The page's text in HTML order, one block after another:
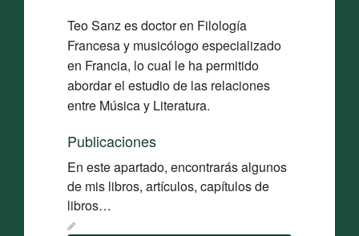
Teo Sanz es doctor en Filología
Francesa y musicólogo especializado
en Francia, lo cual le ha permitido
abordar el estudio de las relaciones
entre Música y Literatura.
Publicaciones
En este apartado, encontrarás algunos
de mis libros, artículos, capítulos de
libros…